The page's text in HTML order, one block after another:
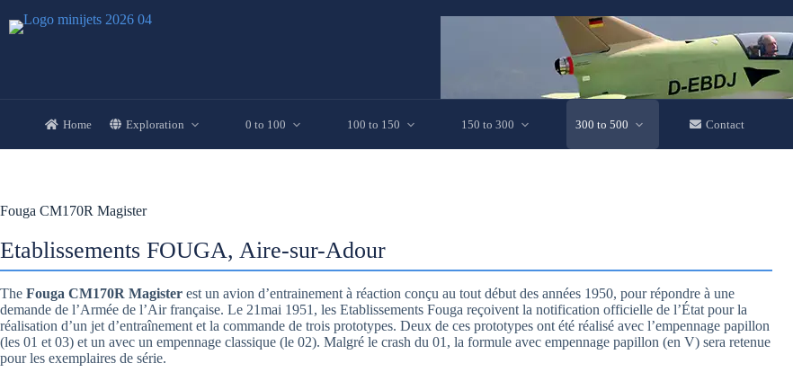
to
content
Home Exploration 0 to 100 100 to 150 150 to 300 300 to 500 Contact
Fouga CM170R Magister
Etablissements FOUGA, Aire-sur-Adour
The Fouga CM170R Magister est un avion d’entrainement à réaction conçu au tout début des années 1950, pour répondre à une
demande de l’Armée de l’Air française. Le 21mai 1951, les Etablissements Fouga reçoivent la notification officielle de l’État pour la
réalisation d’un jet d’entraînement et la commande de trois prototypes. Deux de ces prototypes ont été réalisé avec l’empennage papillon
(les 01 et 03) et un avec un empennage classique (le 02). Malgré le crash du 01, la formule avec empennage papillon (en V) sera retenue
pour les exemplaires de série.